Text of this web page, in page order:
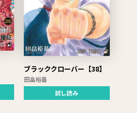
ブラッククローバー【38】
田畠裕基
試し読み